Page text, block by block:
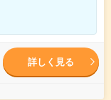
詳しく見る